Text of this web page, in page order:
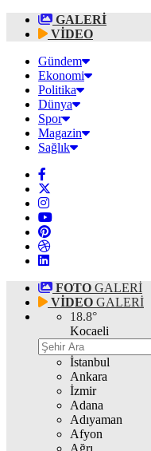
GALERİ
VİDEO
Gündem
Ekonomi
Politika
Dünya
Spor
Magazin
Sağlık
FOTO GALERİ
VİDEO GALERİ
18.8°
Kocaeli
İstanbul
Ankara
İzmir
Adana
Adıyaman
Afyon
Ağrı